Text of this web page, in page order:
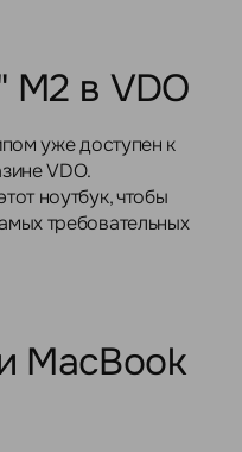
M2 в VDO
уже доступен к
VDO.
ноутбук, чтобы
требовательных
MacBook